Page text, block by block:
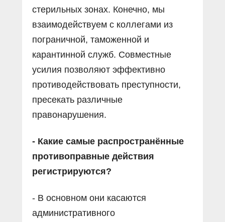
стерильных зонах. Конечно, мы
взаимодействуем с коллегами из
пограничной, таможенной и
карантинной служб. Совместные
усилия позволяют эффективно
противодействовать преступности,
пресекать различные
правонарушения.
- Какие самые распространённые
противоправные действия
регистрируются?
- В основном они касаются
административного